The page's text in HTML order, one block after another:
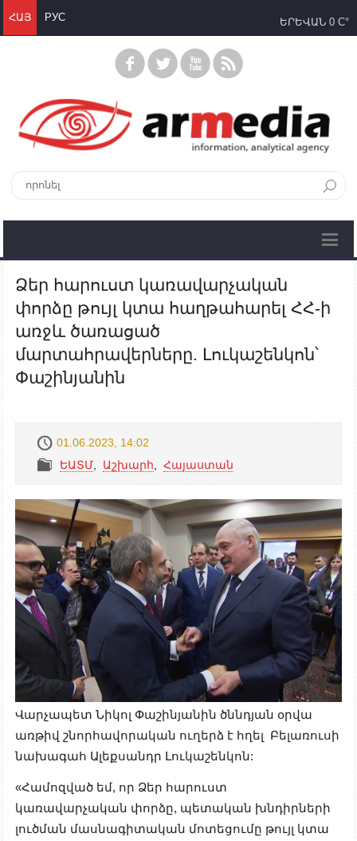
ՀԱՅ РУС ԵՐԵՎԱՆ 0 C°
Ձեր հարուստ կառավարչական
փորձը թույլ կտա հաղթահարել ՀՀ-ի
առջև ծառացած
մարտահրավերները. Լուկաշենկոն՝
Փաշինյանին
01.06.2023, 14:02
ԵԱՏՄ
Աշխարհ Հայաստան
Վարչապետ Նիկոլ Փաշինյանին ծննդյան օրվա
առթիվ շնորհավորական ուղերձ է հղել Բելառուսի
նախագահ Ալեքսանդր Լուկաշենկոն:
«Համոզված եմ, որ Ձեր հարուստ
կառավարչական փորձը, պետական խնդիրների
լուծման մասնագիտական մոտեցումը թույլ կտա